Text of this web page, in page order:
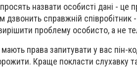
назвати особисті дані - це
справжній співробітник
проблему особисто, а не
мають права запитувати у вас пін-
Краще покласти слухавку